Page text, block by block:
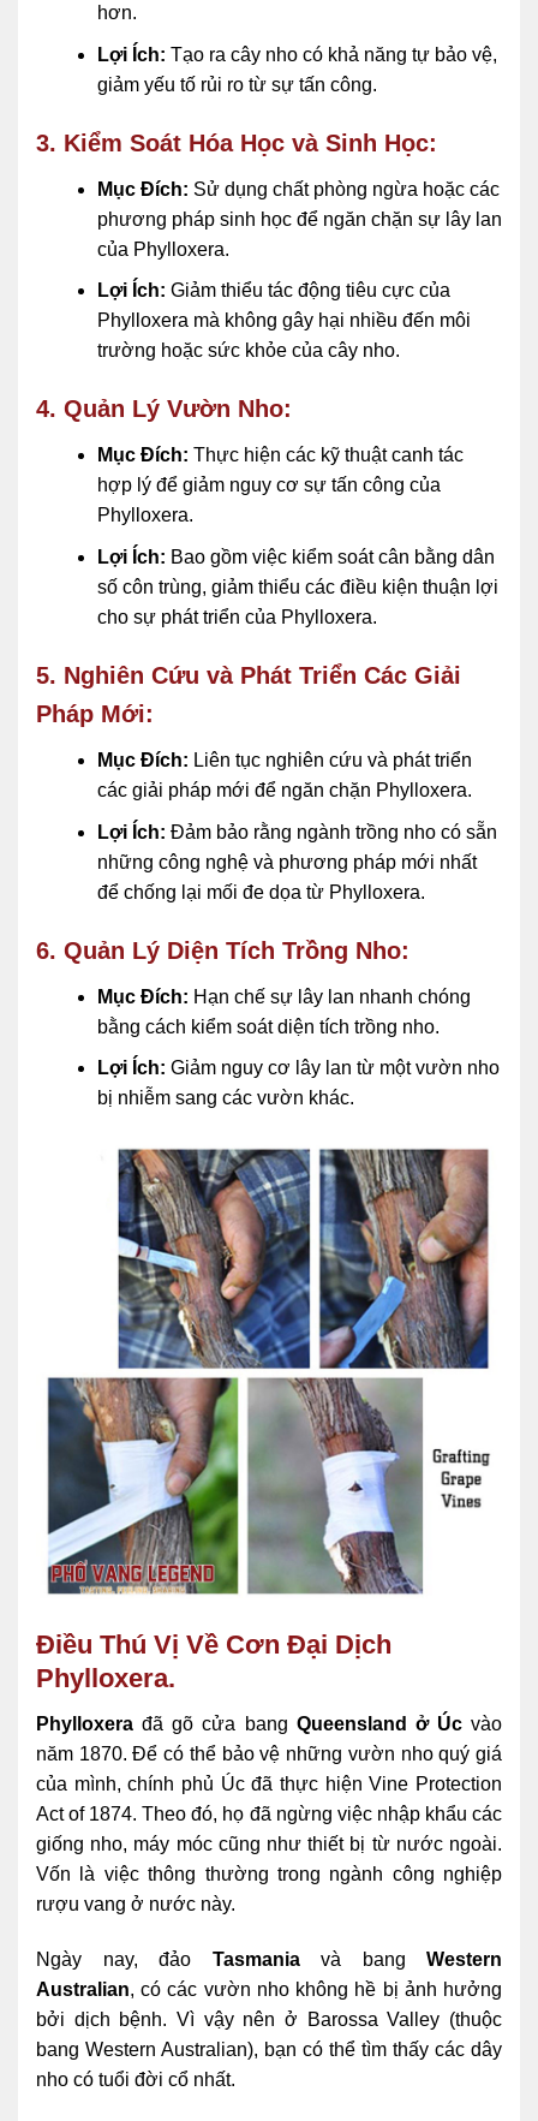
hơn.
Lợi Ích: Tạo ra cây nho có khả năng tự bảo vệ,
giảm yếu tố rủi ro từ sự tấn công.
3. Kiểm Soát Hóa Học và Sinh Học:
Mục Đích: Sử dụng chất phòng ngừa hoặc các
phương pháp sinh học để ngăn chặn sự lây lan
của Phylloxera.
Lợi Ích: Giảm thiểu tác động tiêu cực của
Phylloxera mà không gây hại nhiều đến môi
trường hoặc sức khỏe của cây nho.
4. Quản Lý Vườn Nho:
Mục Đích: Thực hiện các kỹ thuật canh tác
hợp lý để giảm nguy cơ sự tấn công của
Phylloxera.
Lợi Ích: Bao gồm việc kiểm soát cân bằng dân
số côn trùng, giảm thiểu các điều kiện thuận lợi
cho sự phát triển của Phylloxera.
5. Nghiên Cứu và Phát Triển Các Giải
Pháp Mới:
Mục Đích: Liên tục nghiên cứu và phát triển
các giải pháp mới để ngăn chặn Phylloxera.
Lợi Ích: Đảm bảo rằng ngành trồng nho có sẵn
những công nghệ và phương pháp mới nhất
để chống lại mối đe dọa từ Phylloxera.
6. Quản Lý Diện Tích Trồng Nho:
Mục Đích: Hạn chế sự lây lan nhanh chóng
bằng cách kiểm soát diện tích trồng nho.
Lợi Ích: Giảm nguy cơ lây lan từ một vườn nho
bị nhiễm sang các vườn khác.
Điều Thú Vị Về Cơn Đại Dịch
Phylloxera.
Phylloxera đã gõ cửa bang Queensland ở Úcvào
năm 1870. Để có thể bảo vệ những vườn nho quý giá
của mình, chính phủ Úc đã thực hiện Vine Protection
Act of 1874. Theo đó, họ đã ngừng việc nhập khẩu các
giống nho, máy móc cũng như thiết bị từ nước ngoài.
Vốn là việc thông thường trong ngành công nghiệp
rượu vang ở nước này.
Ngày nay, đảo Tasmaniavà bang Western
Australian, có các vườn nho không hề bị ảnh hưởng
bởi dịch bệnh. Vì vậy nên ở Barossa Valley (thuộc
bang Western Australian), bạn có thể tìm thấy các dây
nho có tuổi đời cổ nhất.